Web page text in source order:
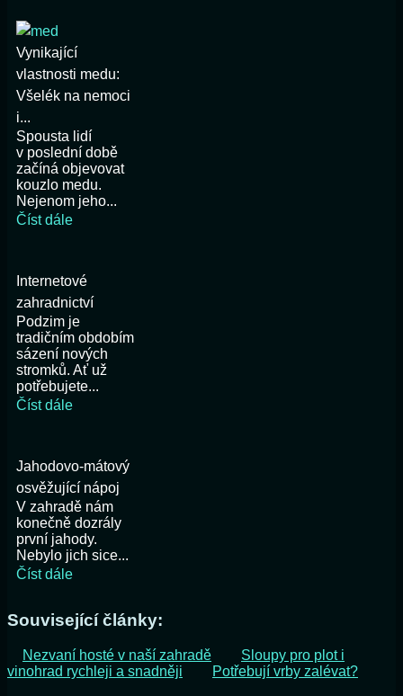
Vynikající
vlastnosti medu:
Všelék na nemoci
i...
Spousta lidí
v poslední době
začíná objevovat
kouzlo medu.
Nejenom jeho...
Číst dále
Internetové
zahradnictví
Podzim je
tradičním obdobím
sázení nových
stromků. Ať už
potřebujete...
Číst dále
Jahodovo-mátový
osvěžující nápoj
V zahradě nám
konečně dozrály
první jahody.
Nebylo jich sice...
Číst dále
Související články:
Nezvaní hosté v naší zahradě
Sloupy pro plot i
vinohrad rychleji a snadněji
Potřebují vrby zalévat?